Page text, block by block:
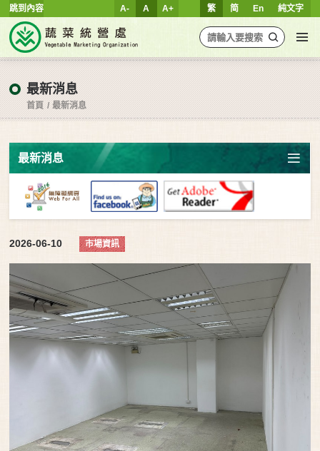
跳到內容 繁 简 En 純文字
A- A A+
最新消息
首頁 最新消息
最新消息
2026-06-10 市場資訊